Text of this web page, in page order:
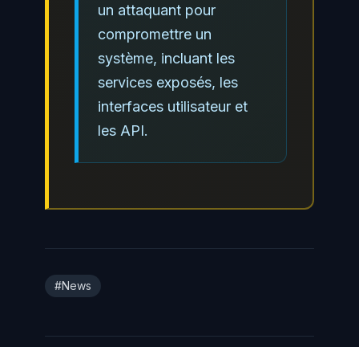
un attaquant pour
compromettre un
système, incluant les
services exposés, les
interfaces utilisateur et
les API.
#News